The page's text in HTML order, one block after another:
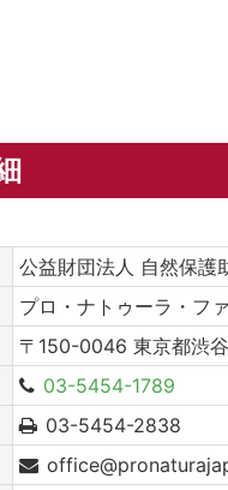
公益財団法人 自然保護
プロ・ナトゥーラ・フ
〒150-0046 東京都渋
03-5454-1789
03-5454-2838